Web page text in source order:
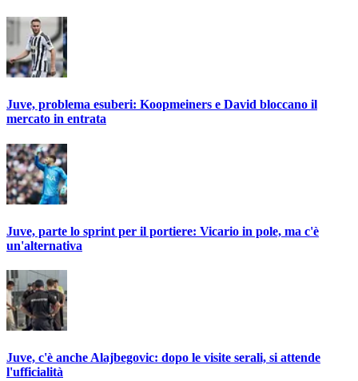
Juve, problema esuberi: Koopmeiners e David bloccano il
mercato in entrata
Juve, parte lo sprint per il portiere: Vicario in pole, ma c'è
un'alternativa
Juve, c'è anche Alajbegovic: dopo le visite serali, si attende
l'ufficialità